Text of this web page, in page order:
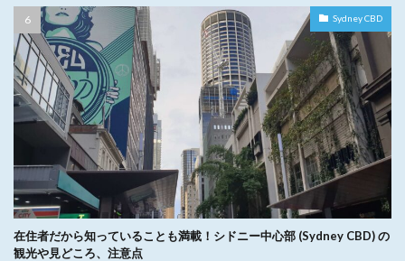
Sydney CBD
在住者だから知っていることも満載！シドニー中心部 (Sydney CBD) の
観光や見どころ、注意点